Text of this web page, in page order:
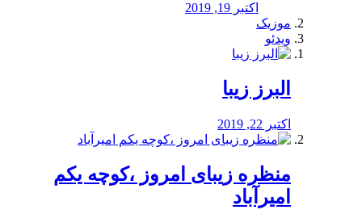
اکتبر 19, 2019
موزیک
ویدئو
البرز زیبا
اکتبر 22, 2019
منظره‌‌ زیبای امروز ،کوچه یکم
امیرآباد